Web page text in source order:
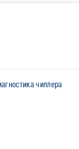
чиллера